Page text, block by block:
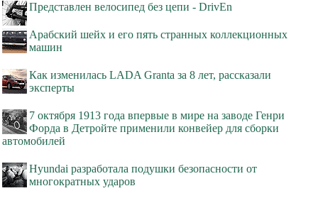
Представлен велосипед без цепи - DrivEn
Арабский шейх и его пять странных коллекционных
машин
Как изменилась LADA Granta за 8 лет, рассказали
эксперты
7 октября 1913 года впервые в мире на заводе Генри
Форда в Детройте применили конвейер для сборки
автомобилей
Hyundai разработала подушки безопасности от
многократных ударов